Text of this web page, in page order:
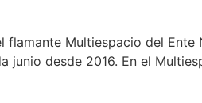
Multiespacio del
junio desde 2016. En el